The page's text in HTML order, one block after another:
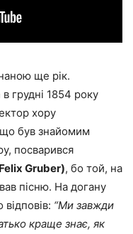
ще рік.
грудні 1854 року
хору
що був знайомим
посварився
Gruber), бо той, на
пісню. На догану
“Ми завжди
краще знає, як